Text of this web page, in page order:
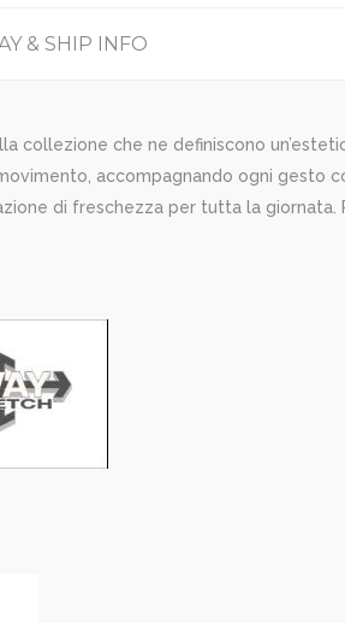
& SHIP INFO
che ne definiscono
accompagnando ogni gesto
di freschezza per tutta la